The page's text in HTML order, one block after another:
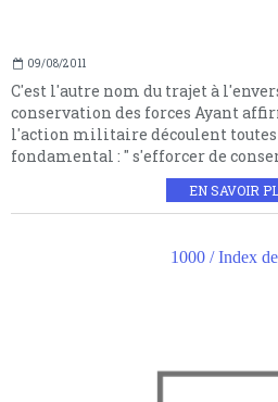
09/08/2011
C'est l'autre nom du trajet à
conservation des forces Ayant
l'action militaire découlent
fondamental : " s'efforcer de
EN SAVOIR
1000 / Index